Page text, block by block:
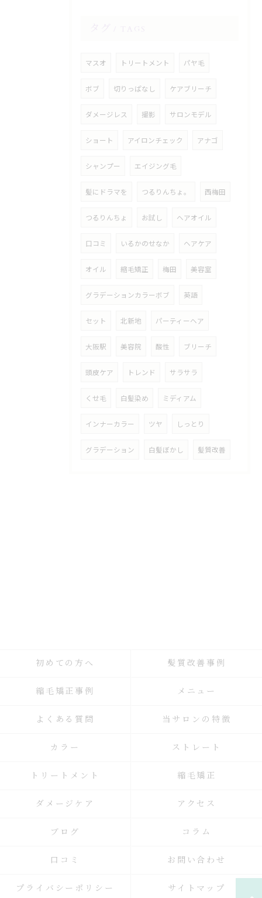
マスオ トリートメント パヤ毛
ボブ 切りっぱなし ケアブリーチ
ダメージレス 撮影 サロンモデル
ショート アイロンチェック アナゴ
シャンプー エイジング毛
髪にドラマを つるりんちょ。 西梅田
つるりんちょ お試し ヘアオイル
口コミ いるかのせなか ヘアケア
オイル 縮毛矯正 梅田 美容室
グラデーションカラーボブ 英語
セット 北新地 パーティーヘア
大阪駅 美容院 酸性 ブリーチ
頭皮ケア トレンド サラサラ
くせ毛 白髪染め ミディアム
インナーカラー ツヤ しっとり
グラデーション 白髪ぼかし 髪質改善
初めての方へ 髪質改善事例
縮毛矯正事例 メニュー
よくある質問 当サロンの特徴
カラー ストレート
トリートメント 縮毛矯正
ダメージケア アクセス
ブログ コラム
口コミ お問い合わせ
プライバシーポリシー サイトマップ